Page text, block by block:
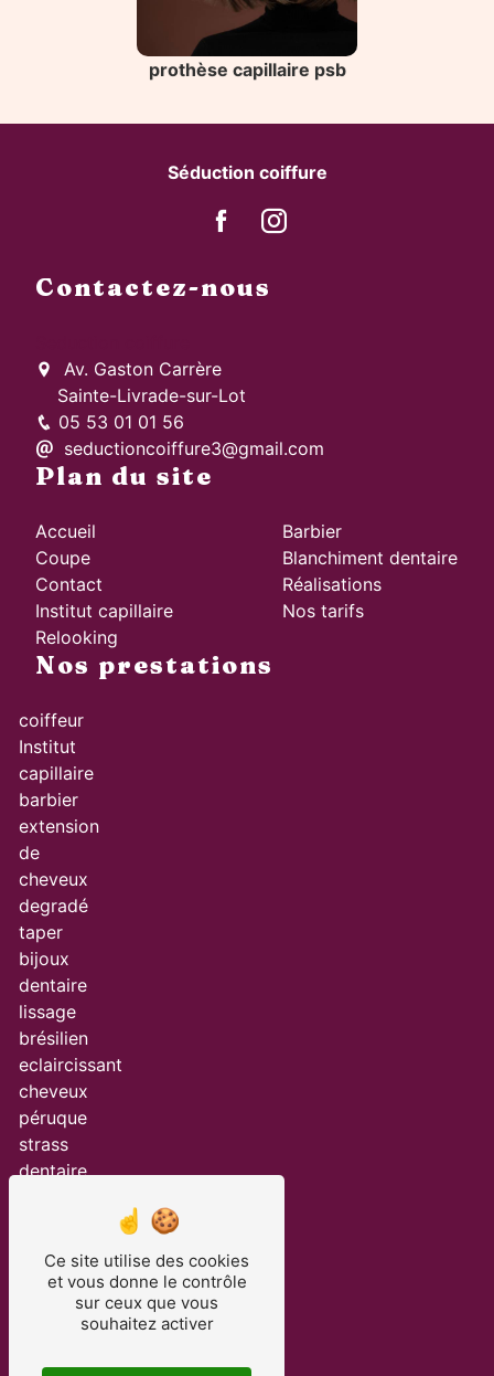
prothèse capillaire psb
Séduction coiffure
Contactez-nous
Av. Gaston Carrère
Sainte-Livrade-sur-Lot
05 53 01 01 56
seductioncoiffure3@gmail.com
Plan du site
Accueil
Coupe
Contact
Institut capillaire
Relooking
Barbier
Blanchiment dentaire
Réalisations
Nos tarifs
Nos prestations
coiffeur
Institut
capillaire
barbier
extension
de
cheveux
degradé
taper
bijoux
dentaire
lissage
brésilien
eclaircissant
cheveux
péruque
strass
dentaire
coiffure
blanchiment
dentaire
Ce site utilise des cookies
et vous donne le contrôle
sur ceux que vous
souhaitez activer